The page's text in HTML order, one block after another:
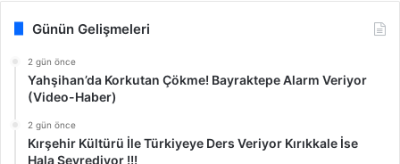
Günün Gelişmeleri
2 gün önce
Yahşihan’da Korkutan Çökme! Bayraktepe Alarm Veriyor
(Video-Haber)
2 gün önce
Kırşehir Kültürü İle Türkiyeye Ders Veriyor Kırıkkale İse
Hala Seyrediyor !!!